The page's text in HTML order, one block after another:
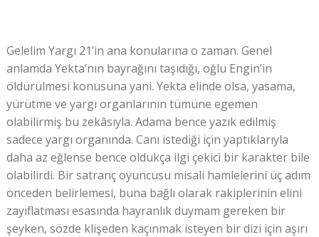
Gelelim Yargı 21’in ana konularına o zaman. Genel
anlamda Yekta’nın bayrağını taşıdığı, oğlu Engin’in
öldürülmesi konusuna yani. Yekta elinde olsa, yasama,
yürütme ve yargı organlarının tümüne egemen
olabilirmiş bu zekâsıyla. Adama bence yazık edilmiş
sadece yargı organında. Canı istediği için yaptıklarıyla
daha az eğlense bence oldukça ilgi çekici bir karakter bile
olabilirdi. Bir satranç oyuncusu misali hamlelerini üç adım
önceden belirlemesi, buna bağlı olarak rakiplerinin elini
zayıflatması esasında hayranlık duymam gereken bir
şeyken, sözde klişeden kaçınmak isteyen bir dizi için aşırı